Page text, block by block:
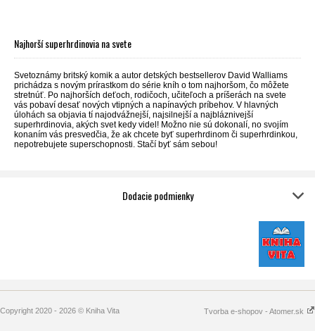
Najhorší superhrdinovia na svete
Svetoznámy britský komik a autor detských bestsellerov David Walliams
prichádza s novým prírastkom do série kníh o tom najhoršom, čo môžete
stretnúť. Po najhorších deťoch, rodičoch, učiteľoch a príšerách na svete
vás pobaví desať nových vtipných a napínavých príbehov. V hlavných
úlohách sa objavia tí najodvážnejší, najsilnejší a najbláznivejší
superhrdinovia, akých svet kedy videl! Možno nie sú dokonalí, no svojím
konaním vás presvedčia, že ak chcete byť superhrdinom či superhrdinkou,
nepotrebujete superschopnosti. Stačí byť sám sebou!
Dodacie podmienky
Copyright 2020 - 2026 © Kniha Vita Tvorba e-shopov - Atomer.sk